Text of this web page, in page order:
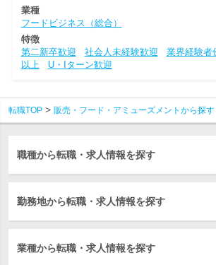
業種
フードビジネス（総合）
特徴
第二新卒歓迎
社会人未経験歓迎 業界経験者
以上
U・Iターン歓迎
転職TOP 販売・フード・アミューズメントから探す
職種から転職・求人情報を探す
勤務地から転職・求人情報を探す
業種から転職・求人情報を探す